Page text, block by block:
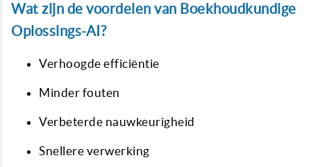
Wat zijn de voordelen van Boekhoudkundige
Oplossings-AI?
Verhoogde efficiëntie
Minder fouten
Verbeterde nauwkeurigheid
Snellere verwerking